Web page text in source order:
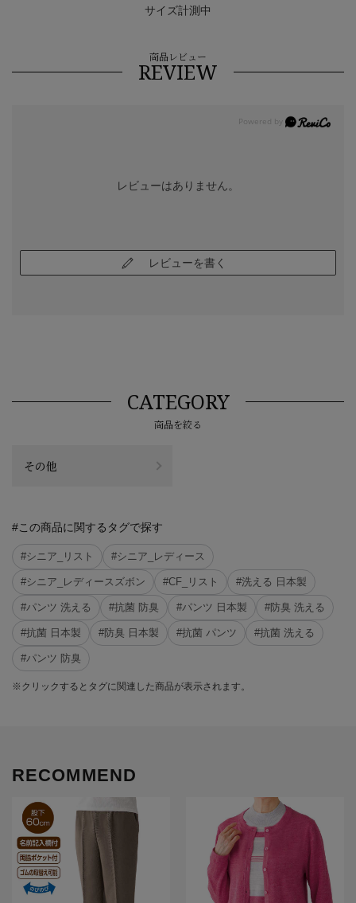
サイズ計測中
商品レビュー
REVIEW
レビューはありません。
レビューを書く
CATEGORY
商品を絞る
その他
#この商品に関するタグで探す
#シニア_リスト #シニア_レディース
#シニア_レディースズボン #CF_リスト #洗える 日本製
#パンツ 洗える #抗菌 防臭 #パンツ 日本製 #防臭 洗える
#抗菌 日本製 #防臭 日本製 #抗菌 パンツ #抗菌 洗える
#パンツ 防臭
※クリックするとタグに関連した商品が表示されます。
RECOMMEND